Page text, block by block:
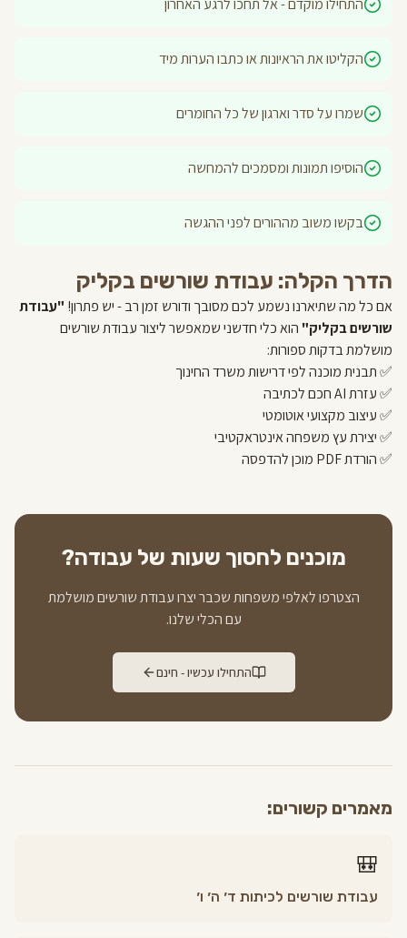
התחילו מוקדם - אל תחכו לרגע האחרון
הקליטו את הראיונות או כתבו הערות מיד
שמרו על סדר וארגון של כל החומרים
הוסיפו תמונות ומסמכים להמחשה
בקשו משוב מההורים לפני ההגשה
הדרך הקלה: עבודת שורשים בקליק
אם כל מה שתיארנו נשמע לכם מסובך ודורש זמן רב - יש פתרון! "עבודת
שורשים בקליק" הוא כלי חדשני שמאפשר ליצור עבודת שורשים
מושלמת בדקות ספורות:
✅ תבנית מוכנה לפי דרישות משרד החינוך
✅ עזרת AI חכם לכתיבה
✅ עיצוב מקצועי אוטומטי
✅ יצירת עץ משפחה אינטראקטיבי
✅ הורדת PDF מוכן להדפסה
מוכנים לחסוך שעות של עבודה?
הצטרפו לאלפי משפחות שכבר יצרו עבודת שורשים מושלמת
עם הכלי שלנו.
התחילו עכשיו - חינם
מאמרים קשורים:
🎒
עבודת שורשים לכיתות ד׳ ה׳ ו׳